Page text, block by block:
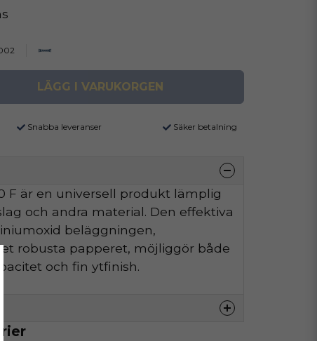
LÄGG I VARUKORGEN
Snabba leveranser Säker betalning
F är en universell produkt lämplig
och andra material. Den effektiva
beläggningen,
robusta papperet, möjliggör både
och fin ytfinish.